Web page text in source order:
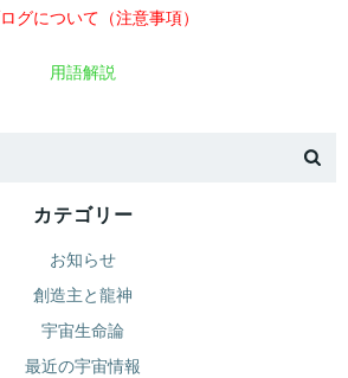
グについて（注意事項）
用語解説
カテゴリー
お知らせ
創造主と龍神
宇宙生命論
最近の宇宙情報